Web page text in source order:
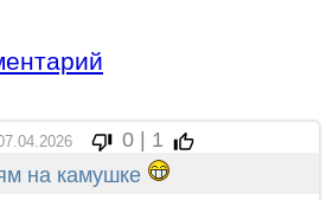
0 | 1
на камушке